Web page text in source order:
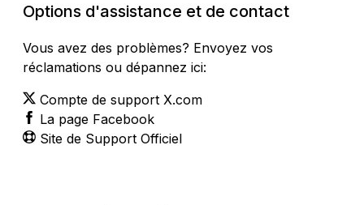
Options d'assistance et de contact
Vous avez des problèmes? Envoyez vos
réclamations ou dépannez ici:
Compte de support X.com
La page Facebook
Site de Support Officiel